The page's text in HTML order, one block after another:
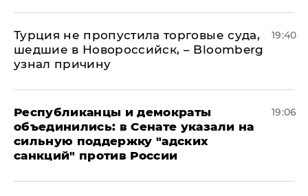
Турция не пропустила торговые суда,
шедшие в Новороссийск, – Bloomberg
узнал причину
19:40
Республиканцы и демократы
объединились: в Сенате указали на
сильную поддержку "адских
санкций" против России
19:06